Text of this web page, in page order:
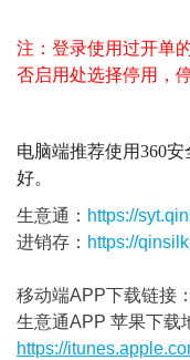
注：登录使用过开单
否启用处选择停用，
电脑端推荐使用360
好。
生意通： https://
进销存： https://
移动端APP下载链接：
生意通APP 苹果下载
https://